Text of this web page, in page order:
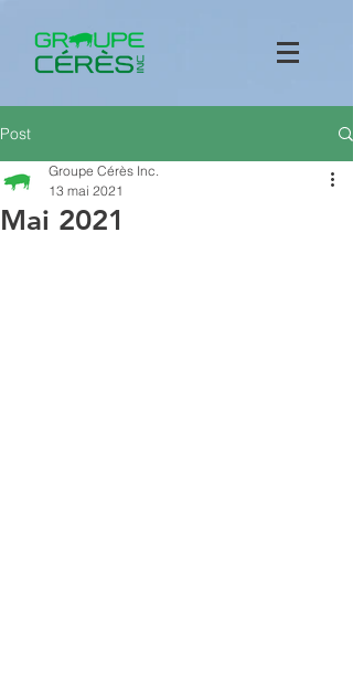
Post
Mai 2021
Groupe Cérès Inc.
13 mai 2021